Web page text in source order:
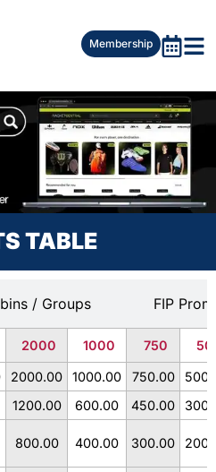
Membership
TABLE
/ Groups FIP
2000 1000 750
2000.00 1000.00 750.00
1200.00 600.00 450.00
800.00 400.00 300.00